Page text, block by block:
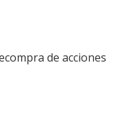
de acciones